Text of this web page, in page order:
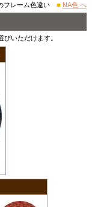
フレーム色違い■ NA色 へ
びいただけます。